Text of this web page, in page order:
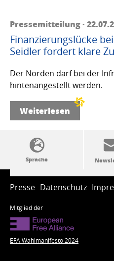
Pressemitteilung ·
Finanzierungslücke
Seidler fordert klare
Der Norden darf bei der
hintenangestellt werden.
Weiterlesen
SSW-Politik von A bis Z
Presse Datenschutz
Mitglied der
EFA Wahlmanifesto 2024